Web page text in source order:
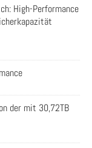
High-Performance
der mit 30,72TB